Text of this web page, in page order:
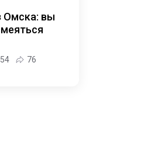
Омска: вы
54 76